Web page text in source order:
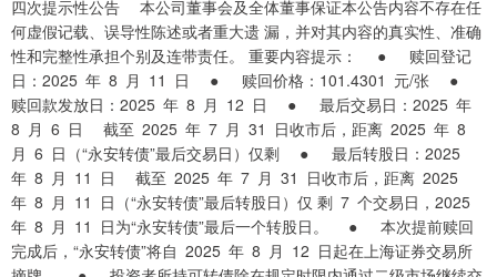
四次提示性公告 本公司董事会及全体董事保证本公告内容不存在任
何虚假记载、误导性陈述或者重大遗 漏，并对其内容的真实性、准确
性和完整性承担个别及连带责任。 重要内容提示： ● 赎回登记
日：2025 年 8 月 11 日 ● 赎回价格：101.4301 元/张 ●
赎回款发放日：2025 年 8 月 12 日 ● 最后交易日：2025 年
8 月 6 日 截至 2025 年 7 月 31 日收市后，距离 2025 年 8
月 6 日（“永安转债”最后交易日）仅剩 ● 最后转股日：2025
年 8 月 11 日 截至 2025 年 7 月 31 日收市后，距离 2025
年 8 月 11 日（“永安转债”最后转股日）仅 剩 7 个交易日，2025
年 8 月 11 日为“永安转债”最后一个转股日。 ● 本次提前赎回
完成后，“永安转债”将自 2025 年 8 月 12 日起在上海证券交易所